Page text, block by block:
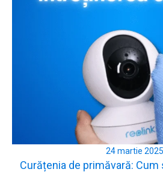
24 martie 2025
Curățenia de primăvară: